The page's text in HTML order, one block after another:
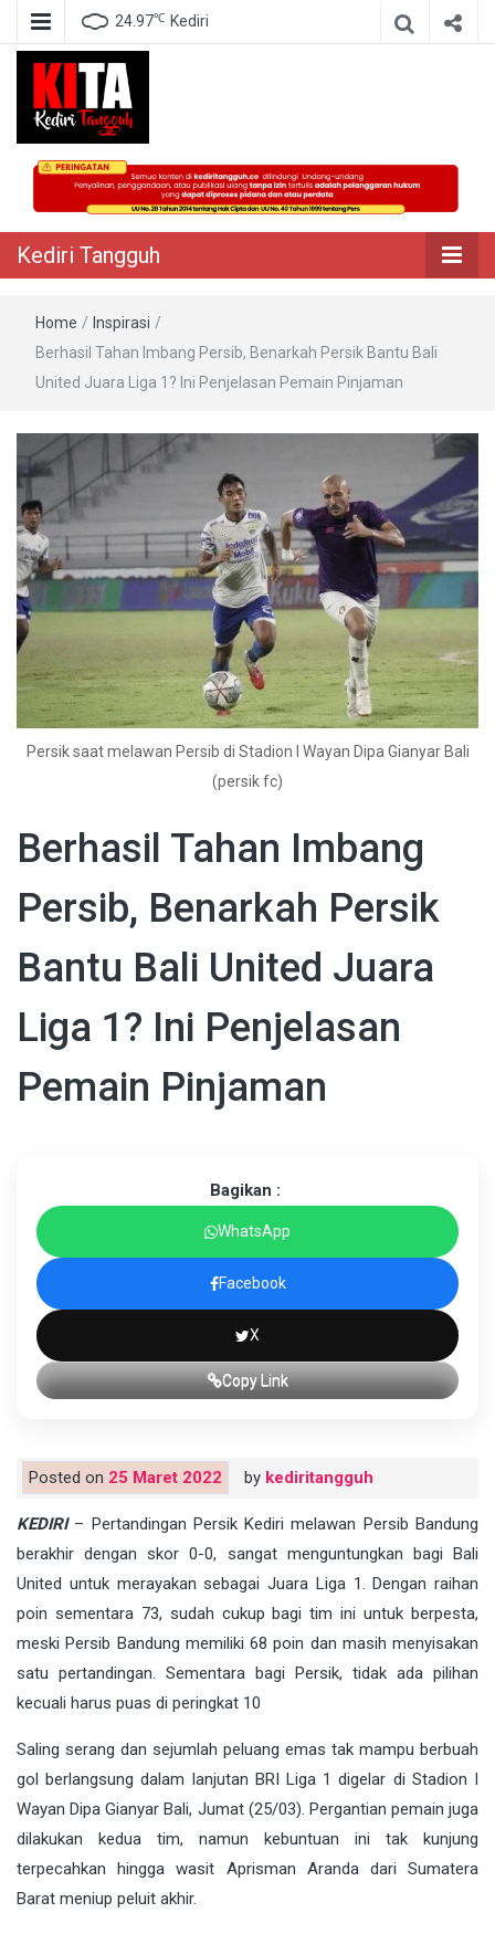
24.97℃ Kediri
Kediri Tangguh
Berita Akurat Terpercaya
Kediri Tangguh
Home / Inspirasi /
Berhasil Tahan Imbang Persib, Benarkah Persik Bantu Bali
United Juara Liga 1? Ini Penjelasan Pemain Pinjaman
Persik saat melawan Persib di Stadion I Wayan Dipa Gianyar Bali
(persik fc)
Berhasil Tahan Imbang
Persib, Benarkah Persik
Bantu Bali United Juara
Liga 1? Ini Penjelasan
Pemain Pinjaman
Bagikan :
WhatsApp
Facebook
X
Copy Link
Posted on 25 Maret 2022 by kediritangguh
KEDIRI– Pertandingan Persik Kediri melawan Persib Bandung
berakhir dengan skor 0-0, sangat menguntungkan bagi Bali
United untuk merayakan sebagai Juara Liga 1. Dengan raihan
poin sementara 73, sudah cukup bagi tim ini untuk berpesta,
meski Persib Bandung memiliki 68 poin dan masih menyisakan
satu pertandingan. Sementara bagi Persik, tidak ada pilihan
kecuali harus puas di peringkat 10
Saling serang dan sejumlah peluang emas tak mampu berbuah
gol berlangsung dalam lanjutan BRI Liga 1 digelar di Stadion I
Wayan Dipa Gianyar Bali, Jumat (25/03). Pergantian pemain juga
dilakukan kedua tim, namun kebuntuan ini tak kunjung
terpecahkan hingga wasit Aprisman Aranda dari Sumatera
Barat meniup peluit akhir.